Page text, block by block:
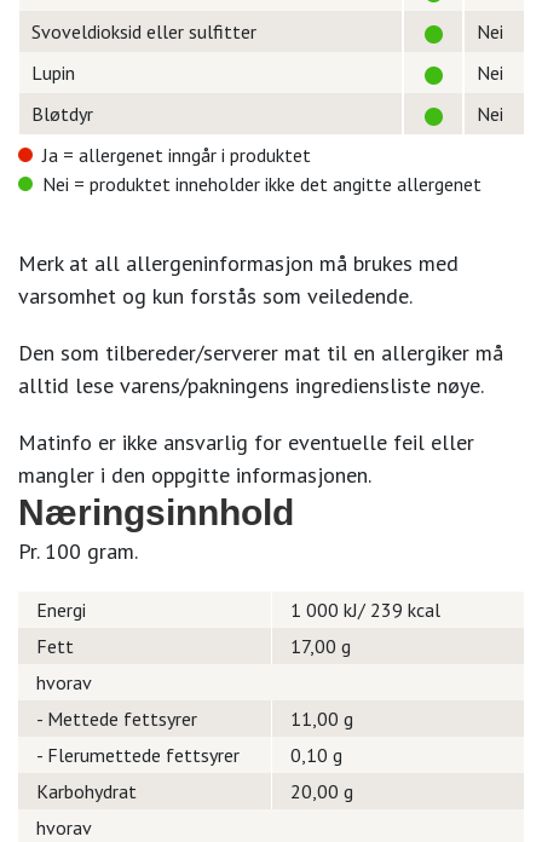
Svoveldioksid eller sulfitter
Nei
Lupin
Nei
Bløtdyr
Nei
Ja = allergenet inngår i produktet
Nei = produktet inneholder ikke det angitte allergenet
Merk at all allergeninformasjon må brukes med
varsomhet og kun forstås som veiledende.
Den som tilbereder/serverer mat til en allergiker må
alltid lese varens/pakningens ingrediensliste nøye.
Matinfo er ikke ansvarlig for eventuelle feil eller
mangler i den oppgitte informasjonen.
Næringsinnhold
Pr. 100 gram.
Energi
1 000 kJ/ 239 kcal
Fett
17,00 g
hvorav
- Mettede fettsyrer
11,00 g
- Flerumettede fettsyrer
0,10 g
Karbohydrat
20,00 g
hvorav